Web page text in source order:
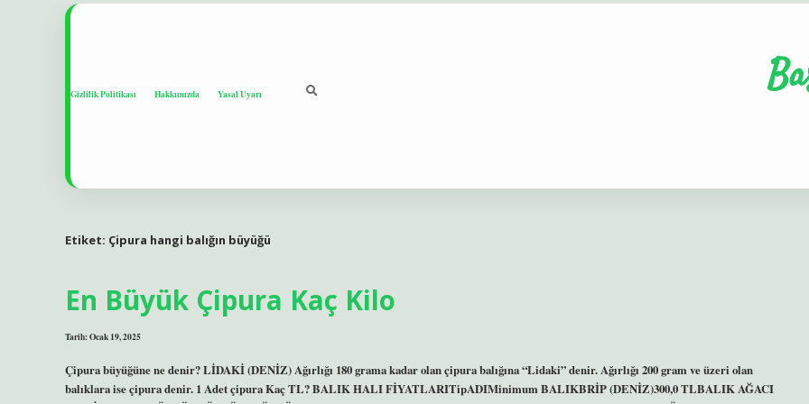
Gizlilik Politikası Hakkımızda Yasal Uyarı
Etiket: Çipura hangi balığın büyüğü
En Büyük Çipura Kaç Kilo
Tarih: Ocak 19, 2025
Çipura büyüğüne ne denir? LİDAKİ (DENİZ) Ağırlığı 180 grama kadar olan çipura balığına “Lidaki” denir. Ağırlığı 200 gram ve üzeri olan
balıklara ise çipura denir. 1 Adet çipura Kaç TL? BALIK HALI FİYATLARITipADIMinimum BALIKBRİP (DENİZ)300,0 TLBALIK AĞACI